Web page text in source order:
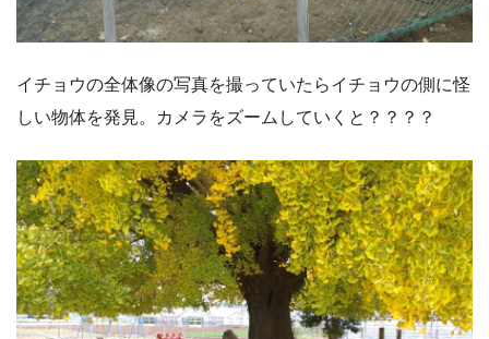
イチョウの全体像の写真を撮っていたらイチョウの側に怪
しい物体を発見。カメラをズームしていくと？？？？